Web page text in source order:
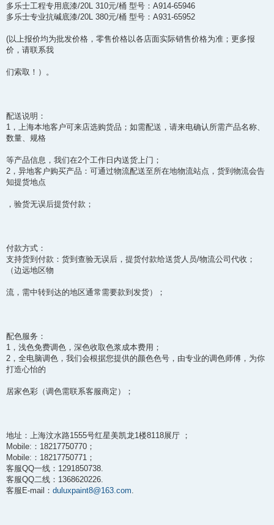
多乐士工程专用底漆/20L 310元/桶 型号：A914-65946
多乐士专业抗碱底漆/20L 380元/桶 型号：A931-65952
(以上报价均为批发价格，零售价格以各店面实际销售价格为准；更多报
价，请联系我
们索取！）。
配送说明：
1，上海本地客户可来店选购货品；如需配送，请来电确认所需产品名称、
数量、规格
等产品信息，我们在2个工作日内送货上门；
2，异地客户购买产品：可通过物流配送至所在地物流站点，货到物流会告
知提货地点
，验货无误后提货付款；
付款方式：
支持货到付款：货到查验无误后，提货付款给送货人员/物流公司代收；
（边远地区物
流，需中转到达的地区通常需要款到发货）；
配色服务：
1，浅色免费调色，深色收取色浆成本费用；
2，全电脑调色，我们会根据您提供的颜色色号，由专业的调色师傅，为你
打造心怡的
居家色彩（调色需联系客服商定）；
地址：上海汶水路1555号红星美凯龙1楼8118展厅 ；
Mobile:：18217750770；
Mobile:：18217750771；
客服QQ一线：1291850738.
客服QQ二线：1368620226.
客服E-mail： duluxpaint8@163.com